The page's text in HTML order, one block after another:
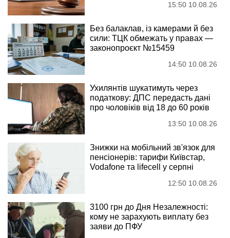
15:50 10.08.26
Без балаклав, із камерами й без
сили: ТЦК обмежать у правах —
законопроєкт №15459
14:50 10.08.26
Ухилянтів шукатимуть через
податкову: ДПС передасть дані
про чоловіків від 18 до 60 років
13:50 10.08.26
Знижки на мобільний зв'язок для
пенсіонерів: тарифи Київстар,
Vodafone та lifecell у серпні
12:50 10.08.26
3100 грн до Дня Незалежності:
кому не зарахують виплату без
заяви до ПФУ